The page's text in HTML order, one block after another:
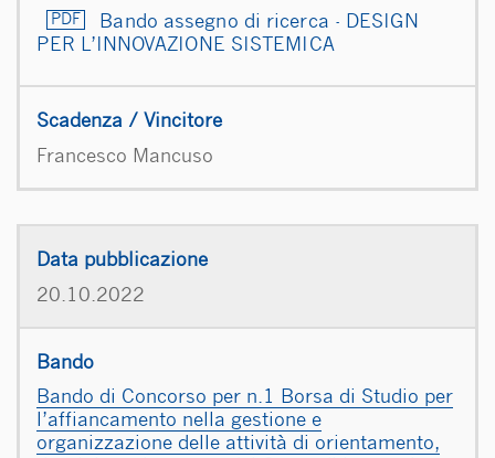
Bando assegno di ricerca - DESIGN
PER L’INNOVAZIONE SISTEMICA
Francesco Mancuso
20.10.2022
Bando di Concorso per n.1 Borsa di Studio per
l’affiancamento nella gestione e
organizzazione delle attività di orientamento,